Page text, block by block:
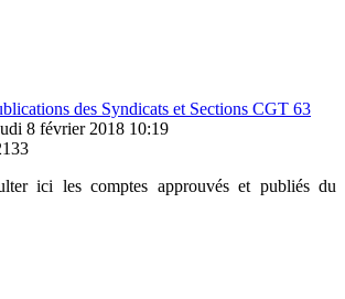
des Syndicats et Sections CGT 63
8 février 2018 10:19
ici les comptes approuvés et publiés du